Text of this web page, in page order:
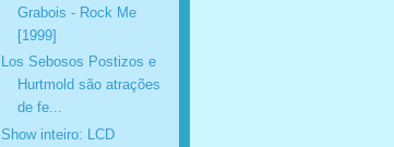
Grabois - Rock Me
[1999]
Los Sebosos Postizos e
Hurtmold são atrações
de fe...
Show inteiro: LCD